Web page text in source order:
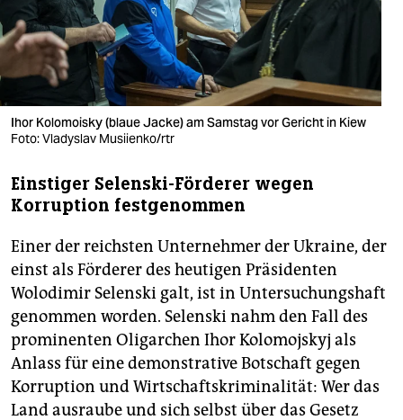
nord
wahrheit
verlag
verlag
veranstaltungen
shop
fragen & hilfe
unterstützen
abo
genossenschaft
epaper login
Ihor Kolomoisky (blaue Jacke) am Samstag vor Gericht in Kiew
Foto: Vladyslav Musiienko/rtr
Einstiger Selenski-Förderer wegen
Korruption festgenommen
Einer der reichsten Unternehmer der Ukraine, der
einst als Förderer des heutigen Präsidenten
Wolodimir Selenski galt, ist in Untersuchungshaft
genommen worden. Selenski nahm den Fall des
prominenten Oligarchen Ihor Kolomojskyj als
Anlass für eine demonstrative Botschaft gegen
Korruption und Wirtschaftskriminalität: Wer das
Land ausraube und sich selbst über das Gesetz